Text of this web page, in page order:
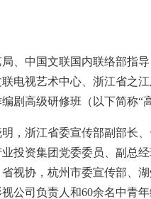
中国文联国内联络部指
电视艺术中心、浙江省之
剧高级研修班（以下简称“
浙江省委宣传部副部长、
投资集团党委委员、副总
视协，杭州市委宣传部、
公司负责人和60余名中青